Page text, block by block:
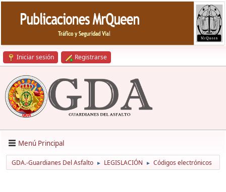
Iniciar sesión Registrarse
Menú Principal
GDA.-Guardianes Del Asfalto ► LEGISLACIÓN ► Códigos electrónicos